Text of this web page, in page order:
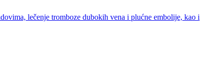
lečenje tromboze dubokih vena i plućne embolije, kao i